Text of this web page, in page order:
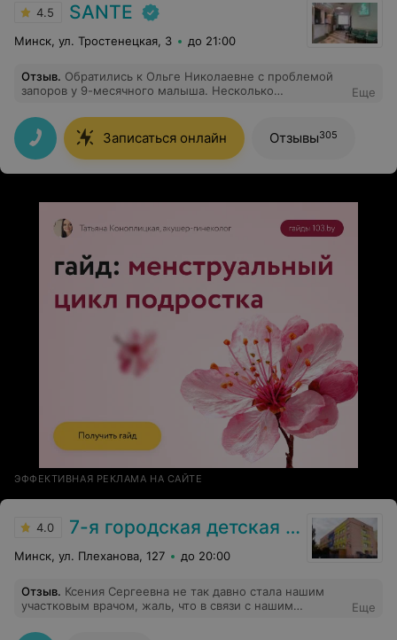
4.5 SANTE
Минск, ул. Тростенецкая, 3 до 21:00
Отзыв. Обратились к Ольге Николаевне с проблемой
запоров у 9-месячного малыша. Несколько
помочь и ограничивались советами на уровне "надо
давать больше воды". Ольга Николаевна назначила
грамотное лечение, и проблема разрешилась. Очень
жаль, что не попали к ней раньше. Прекрасный
профессионал и добрый внимательный человек.
Еще
Записаться онлайн Отзывы305
ЭФФЕКТИВНАЯ РЕКЛАМА НА САЙТЕ
4.0 7-я городская детская поликлиника
Минск, ул. Плеханова, 127 до 20:00
Отзыв. Ксения Сергеевна не так давно стала нашим
участковым врачом, жаль, что в связи с нашим
врач, вопросы не остаются без ответа, как это было с
Еще